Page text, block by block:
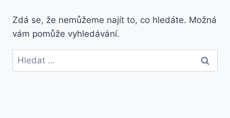
Zdá se, že nemůžeme najít to, co hledáte. Možná
vám pomůže vyhledávání.
Vyhledávání